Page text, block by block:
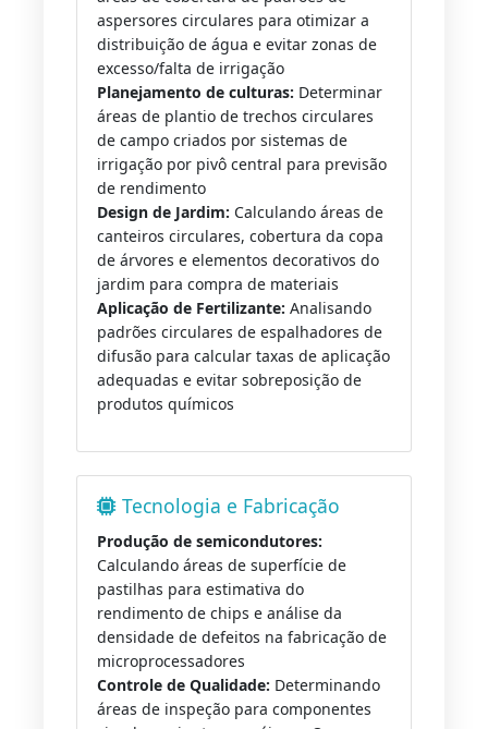
aspersores circulares para otimizar a
distribuição de água e evitar zonas de
excesso/falta de irrigação
Planejamento de culturas: Determinar
áreas de plantio de trechos circulares
de campo criados por sistemas de
irrigação por pivô central para previsão
de rendimento
Design de Jardim: Calculando áreas de
canteiros circulares, cobertura da copa
de árvores e elementos decorativos do
jardim para compra de materiais
Aplicação de Fertilizante: Analisando
padrões circulares de espalhadores de
difusão para calcular taxas de aplicação
adequadas e evitar sobreposição de
produtos químicos
Tecnologia e Fabricação
Produção de semicondutores:
Calculando áreas de superfície de
pastilhas para estimativa do
rendimento de chips e análise da
densidade de defeitos na fabricação de
microprocessadores
Controle de Qualidade: Determinando
áreas de inspeção para componentes